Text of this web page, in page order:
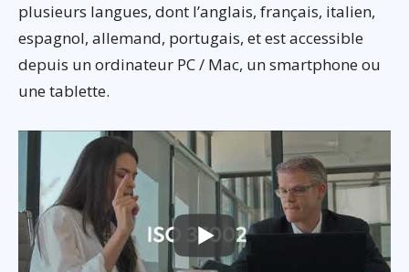
plusieurs langues, dont l’anglais, français, italien,
espagnol, allemand, portugais, et est accessible
depuis un ordinateur PC / Mac, un smartphone ou
une tablette.